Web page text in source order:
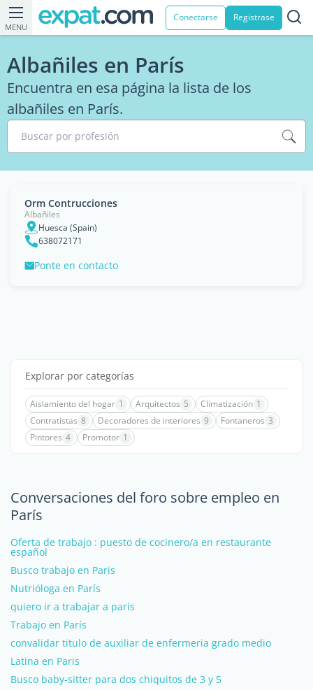
MENU
Conectarse Registrase
Albañiles en París
Encuentra en esa página la lista de los
albañiles en París.
Buscar por profesión
Orm Contrucciones
Albañiles
Huesca (Spain)
638072171
Ponte en contacto
Explorar por categorías
Aislamiento del hogar 1 Arquitectos 5 Climatización 1
Contratistas 8 Decoradores de interiores 9 Fontaneros 3
Pintores 4 Promotor 1
Conversaciones del foro sobre empleo en
París
Oferta de trabajo : puesto de cocinero/a en restaurante
español
Busco trabajo en Paris
Nutrióloga en París
quiero ir a trabajar a paris
Trabajo en París
convalidar titulo de auxiliar de enfermeria grado medio
Latina en Paris
Busco baby-sitter para dos chiquitos de 3 y 5